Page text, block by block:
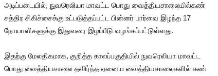
அடிப்படையில், நுவரெலியா மாவட்ட பொது வைத்தியசாலையில்கண்
சத்திர சிகிச்சைக்கு உட்படுத்தப்பட்ட பின்னர் பார்வை இழந்த 17
நோயாளிகளுக்கு இதுவரை இழப்பீடு வழங்கப்பட்டுள்ளது.
இதற்கு மேலதிகமாக, குறித்த காலப்பகுதியில் நுவரெலியா மாவட்ட
பொது வைத்தியசாலை தவிர்ந்த ஏனைய வைத்தியசாலைகளில் கண்